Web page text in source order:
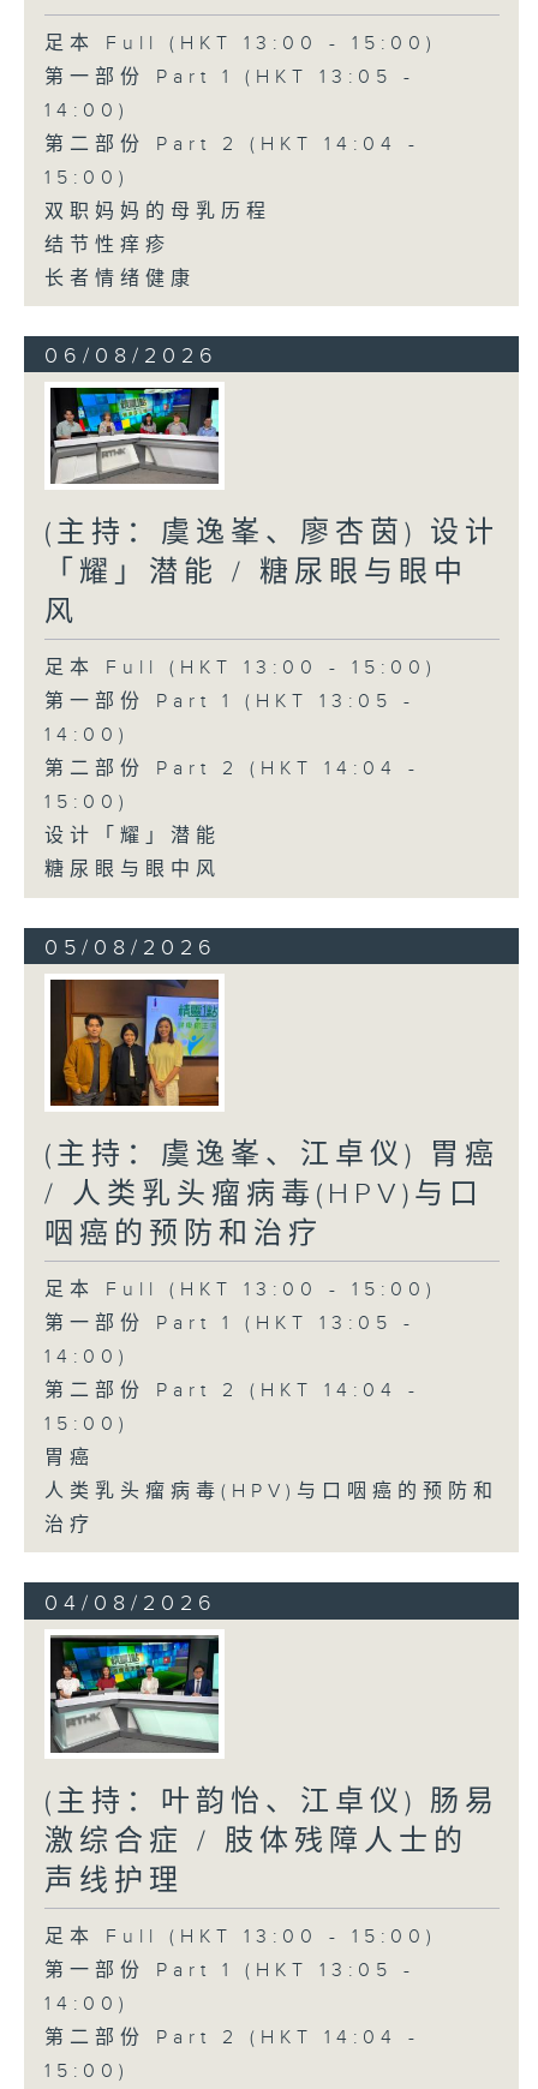
足本 Full (HKT 13:00 - 15:00)
第一部份 Part 1 (HKT 13:05 -
14:00)
第二部份 Part 2 (HKT 14:04 -
15:00)
双职妈妈的母乳历程
结节性痒疹
长者情绪健康
06/08/2026
(主持：虞逸峯、廖杏茵) 设计
「耀」潜能 / 糖尿眼与眼中
风
足本 Full (HKT 13:00 - 15:00)
第一部份 Part 1 (HKT 13:05 -
14:00)
第二部份 Part 2 (HKT 14:04 -
15:00)
设计「耀」潜能
糖尿眼与眼中风
05/08/2026
(主持：虞逸峯、江卓仪) 胃癌
/ 人类乳头瘤病毒(HPV)与口
咽癌的预防和治疗
足本 Full (HKT 13:00 - 15:00)
第一部份 Part 1 (HKT 13:05 -
14:00)
第二部份 Part 2 (HKT 14:04 -
15:00)
胃癌
人类乳头瘤病毒(HPV)与口咽癌的预防和
治疗
04/08/2026
(主持：叶韵怡、江卓仪) 肠易
激综合症 / 肢体残障人士的
声线护理
足本 Full (HKT 13:00 - 15:00)
第一部份 Part 1 (HKT 13:05 -
14:00)
第二部份 Part 2 (HKT 14:04 -
15:00)